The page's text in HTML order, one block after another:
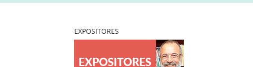
EXPOSITORES